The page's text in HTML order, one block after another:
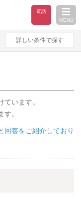
電話
MENU
詳しい条件で探す
います。
。
答をご紹介しており